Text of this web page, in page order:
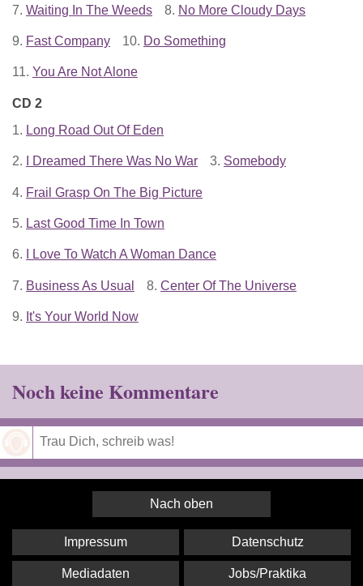
7. Waiting In The Weeds 8. No More Cloudy Days
9. Fast Company 10. Do Something
11. You Are Not Alone
CD 2
1. Long Road Out Of Eden
2. I Dreamed There Was No War 3. Somebody
4. Frail Grasp On The Big Picture
5. Last Good Time In Town
6. I Love To Watch A Woman Dance
7. Business As Usual 8. Center Of The Universe
9. It's Your World Now
Noch keine Kommentare
Nach oben
Impressum Datenschutz
Mediadaten Jobs/Praktika